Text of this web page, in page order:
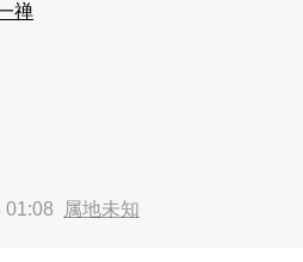
禅
01:08 属地未知